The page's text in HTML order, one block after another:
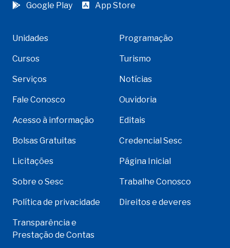
Google Play App Store
Unidades Programação
Cursos Turismo
Serviços Notícias
Fale Conosco Ouvidoria
Acesso à informação Editais
Bolsas Gratuitas Credencial Sesc
Licitações Página Inicial
Sobre o Sesc Trabalhe Conosco
Política de privacidade Direitos e deveres
Transparência e
Prestação de Contas